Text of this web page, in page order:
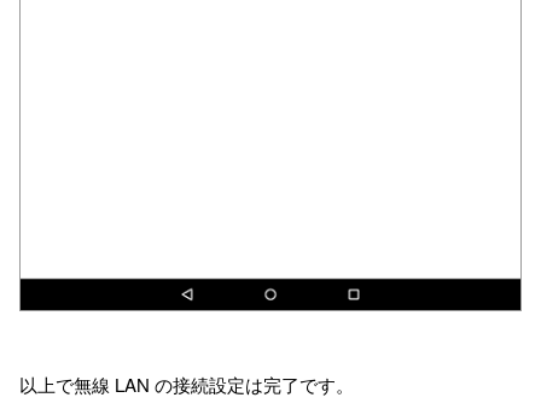
以上で無線 LAN の接続設定は完了です。